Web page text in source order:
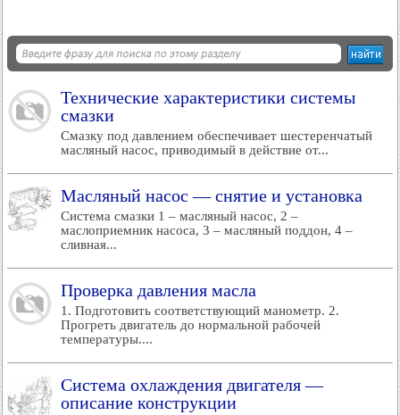
Технические характеристики системы
смазки
Смазку под давлением обеспечивает шестеренчатый
масляный насос, приводимый в действие от...
Масляный насос — снятие и установка
Система смазки 1 – масляный насос, 2 –
маслоприемник насоса, 3 – масляный поддон, 4 –
сливная...
Проверка давления масла
1. Подготовить соответствующий манометр. 2.
Прогреть двигатель до нормальной рабочей
температуры....
Система охлаждения двигателя —
описание конструкции